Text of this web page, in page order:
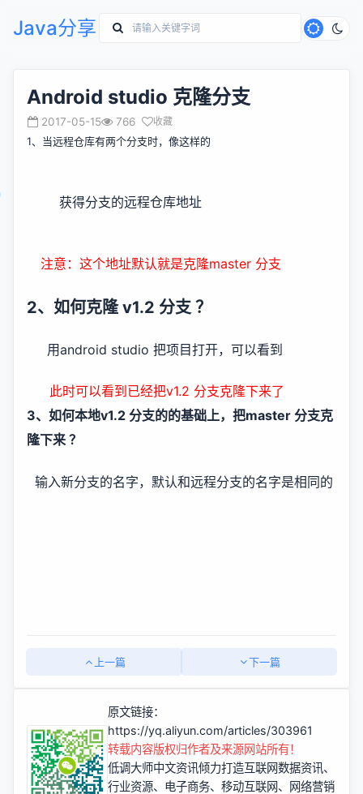
Java分享
Android studio 克隆分支
2017-05-15 766 收藏
1、当远程仓库有两个分支时，像这样的
获得分支的远程仓库地址
注意：这个地址默认就是克隆master 分支
2、如何克隆 v1.2 分支 ？
用android studio 把项目打开，可以看到
此时可以看到已经把v1.2 分支克隆下来了
3、如何本地v1.2 分支的的基础上，把master 分支克
隆下来 ？
输入新分支的名字，默认和远程分支的名字是相同的
上一篇 下一篇
原文链接：
https://yq.aliyun.com/articles/303961
转载内容版权归作者及来源网站所有！
低调大师中文资讯倾力打造互联网数据资讯、
行业资源、电子商务、移动互联网、网络营销